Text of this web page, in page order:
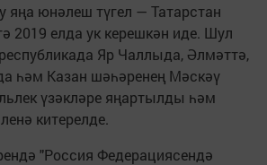
яңа юнәлеш түгел — Татарстан
2019 елда ук керешкән иде. Шул
Яр Чаллыда, Әлмәттә,
һәм Казан шәһәренең Мәскәү
үзәкләре яңартылды һәм
китерелде.
"Россия Федерациясендә